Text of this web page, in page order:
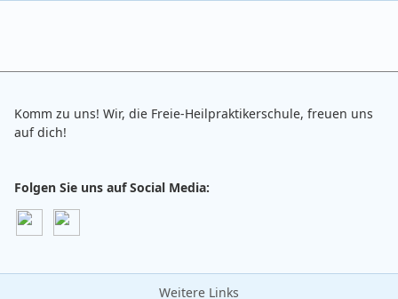
Komm zu uns! Wir, die Freie-Heilpraktikerschule, freuen uns
auf dich!
Folgen Sie uns auf Social Media:
Weitere Links